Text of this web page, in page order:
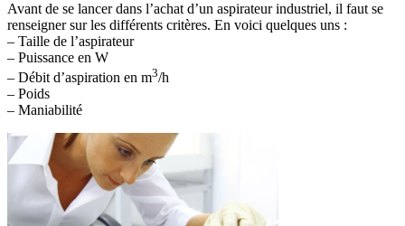
Avant de se lancer dans l’achat d’un aspirateur industriel, il faut se
renseigner sur les différents critères. En voici quelques uns :
– Taille de l’aspirateur
– Puissance en W
– Débit d’aspiration en m3/h
– Poids
– Maniabilité